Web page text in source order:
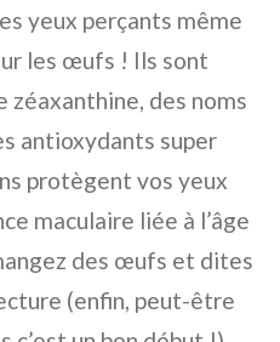
yeux perçants même
les œufs ! Ils sont
des noms
antioxydants super
protègent vos yeux
maculaire liée à l’âge
des œufs et dites
(enfin, peut-être